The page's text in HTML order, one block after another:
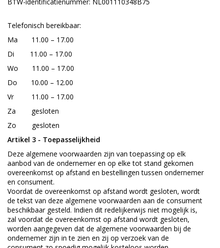
Telefonisch bereikbaar:
Ma 11.00 – 17.00
Di 11.00 – 17.00
Wo 11.00 – 17.00
Do 10.00 – 12.00
Vr 11.00 – 17.00
Za gesloten
Zo gesloten
Artikel 3 - Toepasselijkheid
Deze algemene voorwaarden zijn van toepassing op elk
aanbod van de ondernemer en op elke tot stand gekomen
overeenkomst op afstand en bestellingen tussen ondernemer
en consument.
Voordat de overeenkomst op afstand wordt gesloten, wordt
de tekst van deze algemene voorwaarden aan de consument
beschikbaar gesteld. Indien dit redelijkerwijs niet mogelijk is,
zal voordat de overeenkomst op afstand wordt gesloten,
worden aangegeven dat de algemene voorwaarden bij de
ondernemer zijn in te zien en zij op verzoek van de